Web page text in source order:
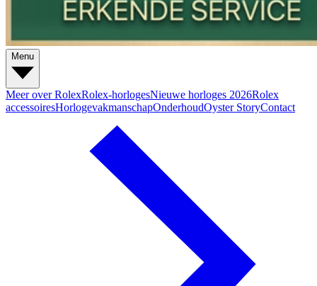
Menu
Meer over RolexRolex-horlogesNieuwe horloges 2026Rolex
accessoiresHorlogevakmanschapOnderhoudOyster StoryContact